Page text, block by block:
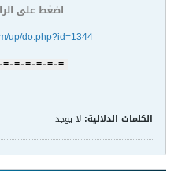
اضغط على
up/do.php?id=1344
=-=-=-=-=-
الكلمات الدلالية: لا يوجد